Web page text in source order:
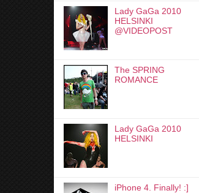
Lady GaGa 2010
HELSINKI
@VIDEOPOST
The SPRING
ROMANCE
Lady GaGa 2010
HELSINKI
iPhone 4. Finally! :]